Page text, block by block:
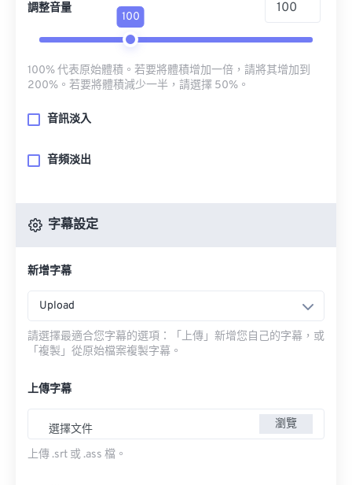
調整音量
100
100% 代表原始體積。若要將體積增加一倍，請將其增加到
200%。若要將體積減少一半，請選擇 50%。
音訊淡入
音頻淡出
字幕設定
新增字幕
Upload
請選擇最適合您字幕的選項：「上傳」新增您自己的字幕，或
「複製」從原始檔案複製字幕。
上傳字幕
選擇文件 瀏覽
上傳 .srt 或 .ass 檔。